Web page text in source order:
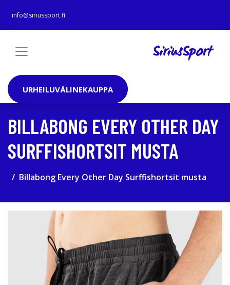
info@siriussport.fi
URHEILUVÄLINEKAUPPA
BILLABONG EVERY OTHER DAY
SURFFISHORTSIT MUSTA
Billabong Every Other Day Surffishortsit musta